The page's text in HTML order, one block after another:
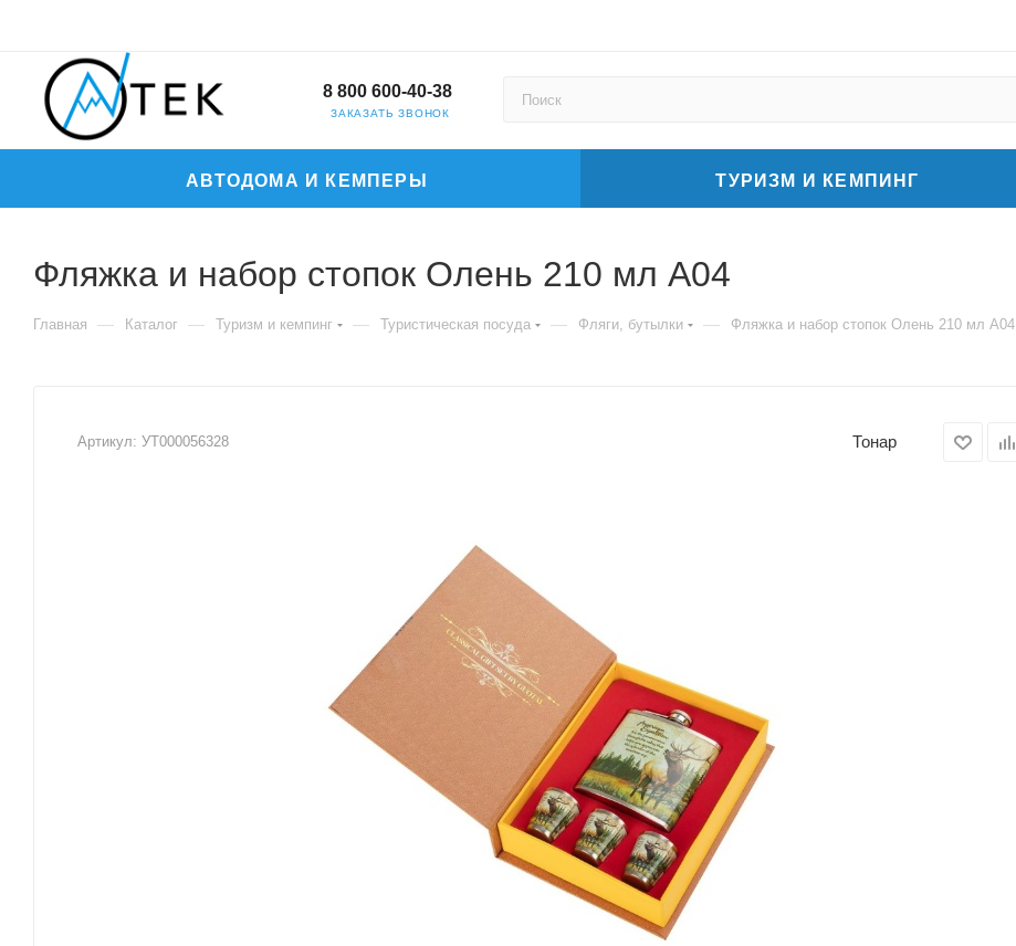
8 800 600-40-38
ЗАКАЗАТЬ ЗВОНОК
АВТОДОМА И КЕМПЕРЫ ТУРИЗМ И КЕМПИНГ
Фляжка и набор стопок Олень 210 мл А04
Главная — Каталог — Туризм и кемпинг — Туристическая посуда — Фляги, бутылки — Фляжка и набор стопок Олень 210 мл А04
Артикул: УТ000056328 Тонар